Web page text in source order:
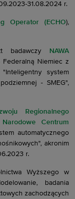
31.08.2024 r.
Operator (ECHO),
badawczy
NAWA
Federalną Niemiec z
system
- SMEG",
Regionalnego
Centrum
automatycznego
akronim
r.
Wyższego w
badania
zachodzących